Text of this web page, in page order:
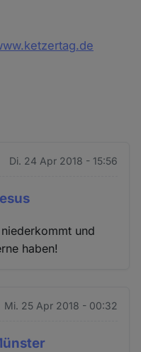
Di. 24 Apr 2018 - 15:56
und
haben!
Mi. 25 Apr 2018 - 00:32